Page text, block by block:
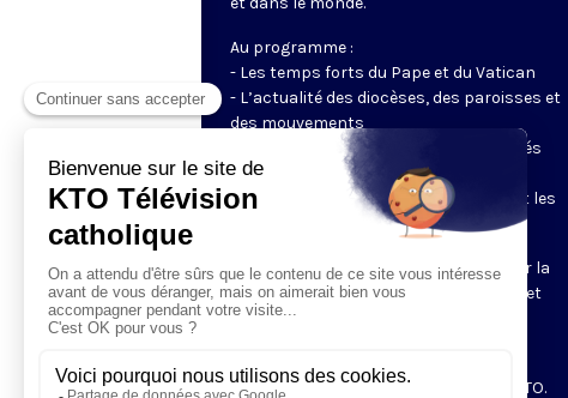
Au programme :
- Les temps forts du Pape et du Vatican
- L’actualité des diocèses, des paroisses et
des mouvements
- Les initiatives des catholiques engagés
dans le monde
- Les grands événements ecclésiaux et les
enjeux du moment pour la société
Un journal tout en images, préparé par la
rédaction de KTO, pour rester informé et
connecté à la vie de l’Église.
chaque lundi et vendredi à 19h55 sur KTO.